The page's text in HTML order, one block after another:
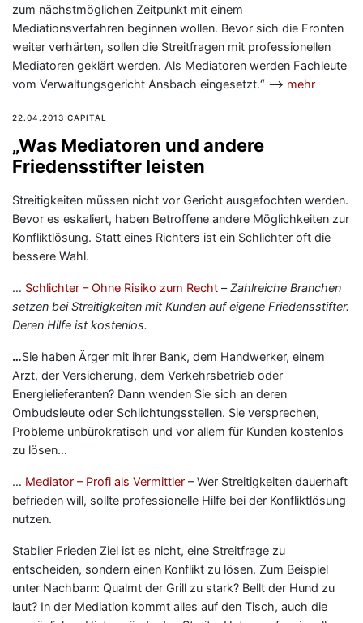
zum nächstmöglichen Zeitpunkt mit einem
Mediationsverfahren beginnen wollen. Bevor sich die Fronten
weiter verhärten, sollen die Streitfragen mit professionellen
Mediatoren geklärt werden. Als Mediatoren werden Fachleute
vom Verwaltungsgericht Ansbach eingesetzt.“ —> mehr
22.04.2013 CAPITAL
„Was Mediatoren und andere
Friedensstifter leisten
Streitigkeiten müssen nicht vor Gericht ausgefochten werden.
Bevor es eskaliert, haben Betroffene andere Möglichkeiten zur
Konfliktlösung. Statt eines Richters ist ein Schlichter oft die
bessere Wahl.
… Schlichter – Ohne Risiko zum Recht –Zahlreiche Branchen
setzen bei Streitigkeiten mit Kunden auf eigene Friedensstifter.
Deren Hilfe ist kostenlos.
…Sie haben Ärger mit ihrer Bank, dem Handwerker, einem
Arzt, der Versicherung, dem Verkehrsbetrieb oder
Energielieferanten? Dann wenden Sie sich an deren
Ombudsleute oder Schlichtungsstellen. Sie versprechen,
Probleme unbürokratisch und vor allem für Kunden kostenlos
zu lösen…
… Mediator – Profi als Vermittler – Wer Streitigkeiten dauerhaft
befrieden will, sollte professionelle Hilfe bei der Konfliktlösung
nutzen.
Stabiler Frieden Ziel ist es nicht, eine Streitfrage zu
entscheiden, sondern einen Konflikt zu lösen. Zum Beispiel
unter Nachbarn: Qualmt der Grill zu stark? Bellt der Hund zu
laut? In der Mediation kommt alles auf den Tisch, auch die